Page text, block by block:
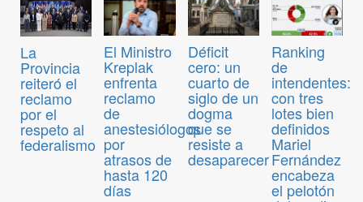
La
Provincia
reiteró el
reclamo
por el
respeto al
federalismo
El Ministro
Kreplak
enfrenta
reclamo
de
anestesiólogos
por
atrasos de
hasta 120
días
Déficit
cero: un
cuarto de
siglo de un
dogma
que se
resiste a
desaparecer
Ranking
de
intendentes:
con tres
lotes bien
definidos
Mariel
Fernández
encabeza
el pelotón